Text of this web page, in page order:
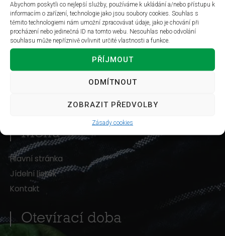
Abychom poskytli co nejlepší služby, používáme k ukládání a/nebo přístupu k
informacím o zařízení, technologie jako jsou soubory cookies. Souhlas s
těmito technologiemi nám umožní zpracovávat údaje, jako je chování při
procházení nebo jedinečná ID na tomto webu. Nesouhlas nebo odvolání
souhlasu může nepříznivě ovlivnit určité vlastnosti a funkce.
PŘÍJMOUT
ODMÍTNOUT
ZOBRAZIT PŘEDVOLBY
Zásady cookies
Kontakt
Osvobození 191/17, Předměstí,
412 01 Litoměřice, Česko
info@pizzaeden.cz
Menu
Hlavní stránka
Jídelní lístek
Kontakt
Otevírací doba